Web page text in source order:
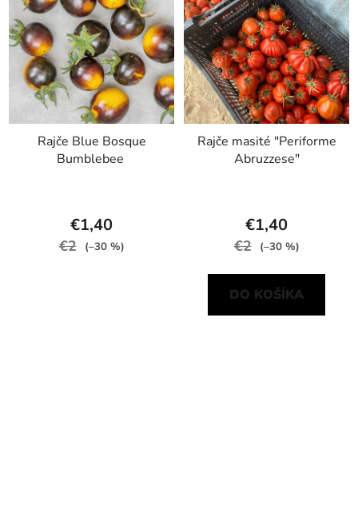
Rajče Blue Bosque
Bumblebee
€1,40
€2 (–30 %)
Rajče masité "Periforme
Abruzzese"
€1,40
€2 (–30 %)
DO KOŠÍKA